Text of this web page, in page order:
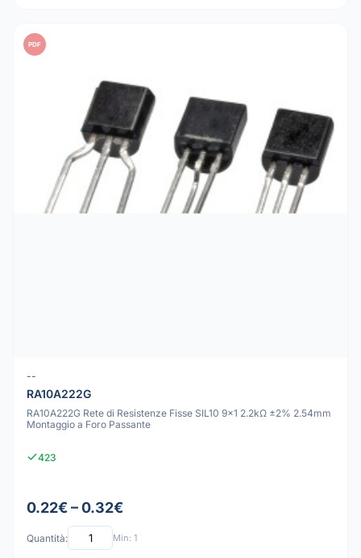
PDF
--
RA10A222G
RA10A222G Rete di Resistenze Fisse SIL10 9x1 2.2kΩ ±2% 2.54mm
Montaggio a Foro Passante
423
0.22€ – 0.32€
Quantità: Min: 1